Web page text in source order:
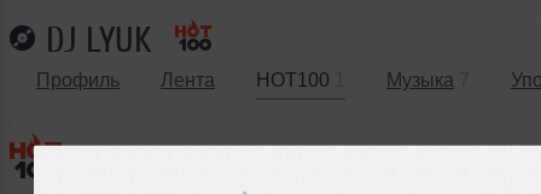
DJ LYUK
Профиль Лента HOT100 Музыка